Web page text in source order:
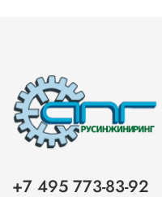
+7 495 773-83-92